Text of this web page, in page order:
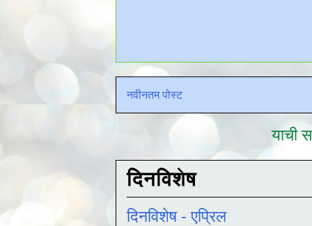
नवीनतम पोस्ट
याची
दिनविशेष
दिनविशेष - एप्रिल